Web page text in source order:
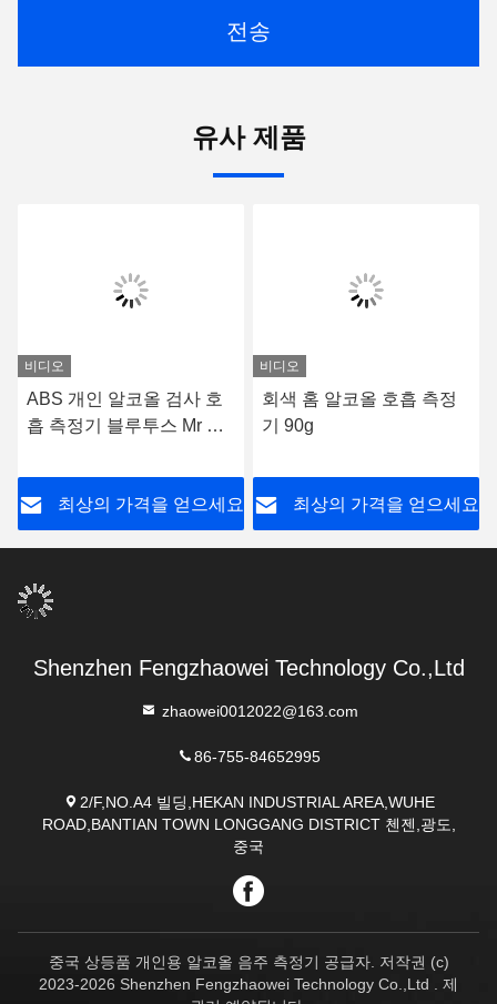
전송
유사 제품
비디오
ABS 개인 알코올 검사 호
흡 측정기 블루투스 Mr 블
최상의 가격을 얻으세요
비디오
회색 홈 알코올 호흡 측정
기 90g
최상의 가격을 얻으세요
Shenzhen Fengzhaowei Technology Co.,Ltd
zhaowei0012022@163.com
86-755-84652995
2/F,NO.A4 빌딩,HEKAN INDUSTRIAL AREA,WUHE
ROAD,BANTIAN TOWN LONGGANG DISTRICT 첸젠,광도,
중국
중국 상등품 개인용 알코올 음주 측정기 공급자. 저작권 (c)
2023-2026 Shenzhen Fengzhaowei Technology Co.,Ltd . 제